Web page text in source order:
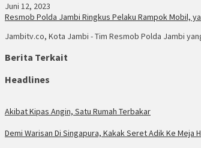
Juni 12, 2023
Resmob Polda Jambi Ringkus Pelaku Rampok Mobil,
Jambitv.co, Kota Jambi - Tim Resmob Polda Jambi
Berita Terkait
Headlines
Akibat Kipas Angin, Satu Rumah Terbakar
Demi Warisan Di Singapura, Kakak Seret Adik Ke Meja